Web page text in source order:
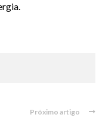
Próximo artigo